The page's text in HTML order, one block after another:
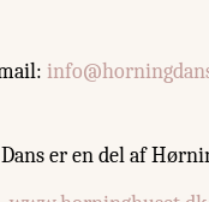
er en del af